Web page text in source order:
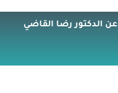
عن الدكتور رضا القاضي